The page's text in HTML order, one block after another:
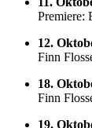
Premiere:
12.
Finn
18.
Finn
19.